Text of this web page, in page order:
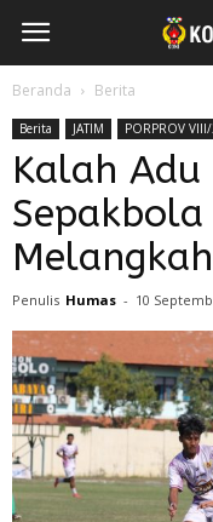
Beranda Berita
Berita JATIM PORPROV
Kalah
Penulis Humas - 10